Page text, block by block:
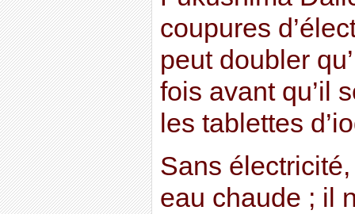
coupures
peut doubler
fois avant qu’il
les tablettes
Sans
eau chaude ; il